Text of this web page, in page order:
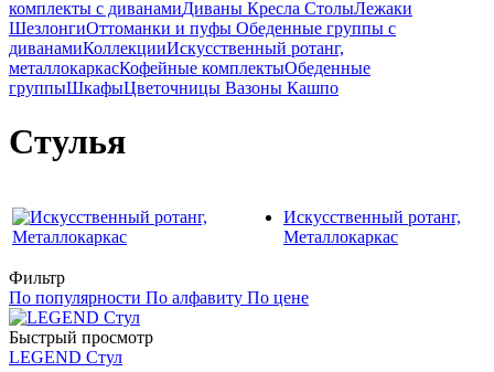
комплекты с диванамиДиваны Кресла СтолыЛежаки
ШезлонгиОттоманки и пуфы Обеденные группы с
диванамиКоллекцииИскусственный ротанг,
металлокаркасКофейные комплектыОбеденные
группыШкафыЦветочницы Вазоны Кашпо
Стулья
Искусственный ротанг,
Металлокаркас
Фильтр
По популярности По алфавиту По цене
Быстрый просмотр
LEGEND Стул